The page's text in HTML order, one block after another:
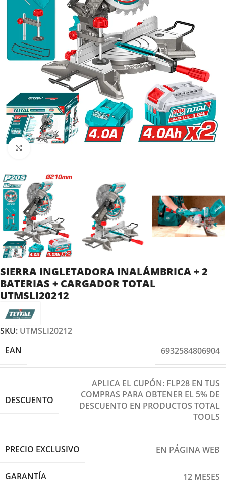
SIERRA INGLETADORA INALÁMBRICA + 2
BATERIAS + CARGADOR TOTAL
UTMSLI20212
SKU: UTMSLI20212
EAN
6932584806904
DESCUENTO
APLICA EL CUPÓN: FLP28 EN TUS
COMPRAS PARA OBTENER EL 5% DE
DESCUENTO EN PRODUCTOS TOTAL
TOOLS
PRECIO EXCLUSIVO EN PÁGINA WEB
GARANTÍA
12 MESES